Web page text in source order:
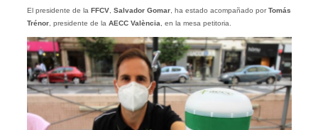
El presidente de la FFCV, Salvador Gomar, ha estado acompañado porTomás
Trénor, presidente de la AECC València, en la mesa petitoria.